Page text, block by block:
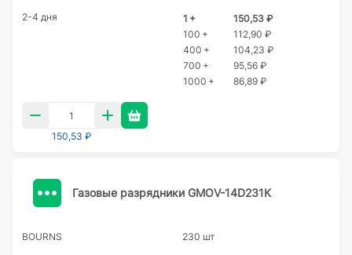
2-4 дня 1 +
150,53 ₽
100 +
112,90 ₽
400 +
104,23 ₽
700 +
95,56 ₽
1000 +
86,89 ₽
150,53 ₽
Газовые разрядники GMOV-14D231K
BOURNS 230 шт